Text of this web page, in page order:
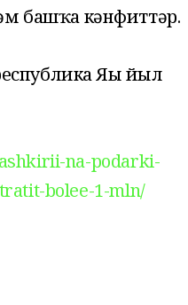
башҡа кәнфиттәр.
Яңы йыл
na-podarki-
bolee-1-mln/